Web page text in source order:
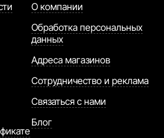
О компании
Обработка персональных
данных
Адреса магазинов
Сотрудничество и реклама
Связаться с нами
Блог